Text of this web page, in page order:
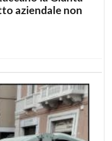
aziendale non